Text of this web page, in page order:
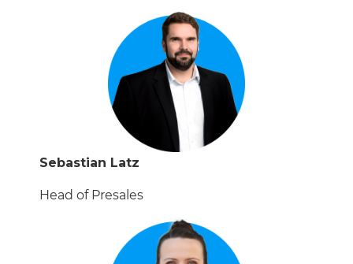
Sebastian Latz
Head of Presales